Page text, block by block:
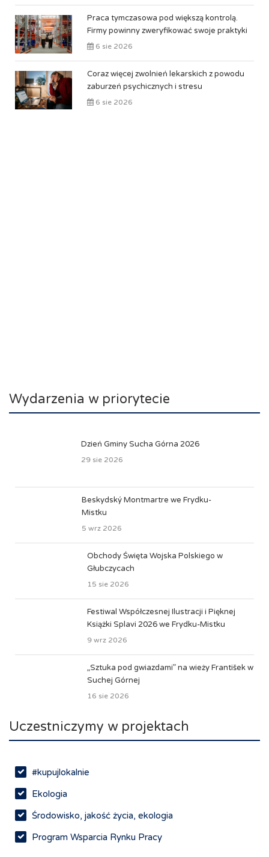
Praca tymczasowa pod większą kontrolą.
Firmy powinny zweryfikować swoje praktyki
6 sie 2026
Coraz więcej zwolnień lekarskich z powodu
zaburzeń psychicznych i stresu
6 sie 2026
Wydarzenia w priorytecie
Dzień Gminy Sucha Górna 2026
29 sie 2026
Beskydský Montmartre we Frydku-
Mistku
5 wrz 2026
Obchody Święta Wojska Polskiego w
Głubczycach
15 sie 2026
Festiwal Współczesnej Ilustracji i Pięknej
Książki Splavi 2026 we Frydku-Mistku
9 wrz 2026
„Sztuka pod gwiazdami” na wieży František w
Suchej Górnej
16 sie 2026
Uczestniczymy w projektach
#kupujlokalnie
Ekologia
Środowisko, jakość życia, ekologia
Program Wsparcia Rynku Pracy